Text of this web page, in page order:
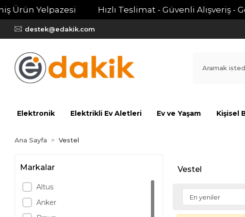
Ürün Yelpazesi Hızlı Teslimat - Güvenli Alışveriş -
destek@edakik.com
Elektronik Elektrikli Ev Aletleri Ev ve Yaşam Kişisel
Ana Sayfa Vestel
Markalar
Altus
Anker
Vestel